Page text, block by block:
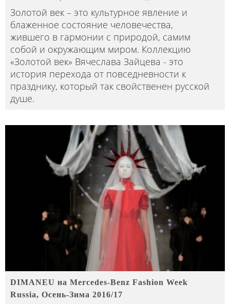
Золотой век – это культурное явление и
блаженное состояние человечества,
жившего в гармонии с природой, самим
собой и окружающим миром. Коллекцию
«Золотой век» Вячеслава Зайцева - это
история перехода от повседневности к
празднику, который так свойственен русской
душе.
DIMANEU на Mercedes-Benz Fashion Week
Russia, Осень-Зима 2016/17